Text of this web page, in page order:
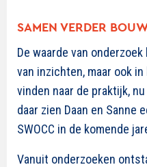
SAMEN VERDER
De waarde van
van inzichten, maar ook
vinden naar de praktijk,
daar zien Daan en Sanne
SWOCC in de komende
Vanuit onderzoeken